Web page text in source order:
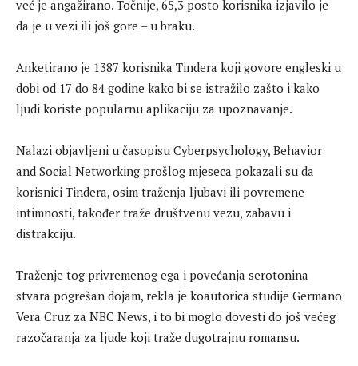
već je angažirano. Točnije, 65,3 posto korisnika izjavilo je
da je u vezi ili još gore – u braku.
Anketirano je 1387 korisnika Tindera koji govore engleski u
dobi od 17 do 84 godine kako bi se istražilo zašto i kako
ljudi koriste popularnu aplikaciju za upoznavanje.
Nalazi objavljeni u časopisu Cyberpsychology, Behavior
and Social Networking prošlog mjeseca pokazali su da
korisnici Tindera, osim traženja ljubavi ili povremene
intimnosti, također traže društvenu vezu, zabavu i
distrakciju.
Traženje tog privremenog ega i povećanja serotonina
stvara pogrešan dojam, rekla je koautorica studije Germano
Vera Cruz za NBC News, i to bi moglo dovesti do još većeg
razočaranja za ljude koji traže dugotrajnu romansu.